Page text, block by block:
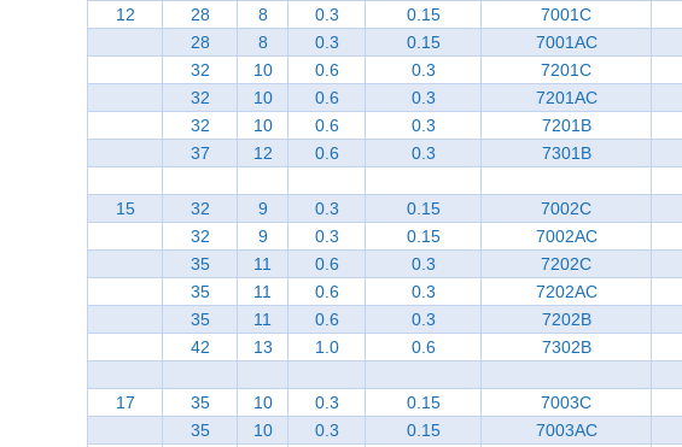
12 28 8 0.3 0.15 7001C
28
8 0.3 0.15 7001AC
32
10 0.6 0.3 7201C
32
10 0.6 0.3 7201AC
32
10 0.6 0.3 7201B
37
12 0.6 0.3 7301B
15 32 9 0.3 0.15 7002C
32
9 0.3 0.15 7002AC
35
11 0.6 0.3 7202C
35
11 0.6 0.3 7202AC
35
11 0.6 0.3 7202B
42
13 1.0 0.6 7302B
17 35 10 0.3 0.15 7003C
35
10 0.3 0.15 7003AC